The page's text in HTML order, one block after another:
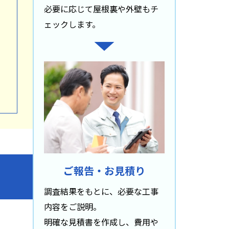
必要に応じて屋根裏や外壁もチ
ェックします。
ご報告・お見積り
調査結果をもとに、必要な工事
内容をご説明。
明確な見積書を作成し、費用や